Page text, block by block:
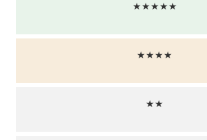
★★★★★
★★★★
★★